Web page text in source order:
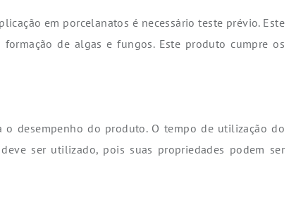
em porcelanatos é necessário teste prévio. Este
de algas e fungos. Este produto cumpre os
o desempenho do produto. O tempo de utilização do
ser utilizado, pois suas propriedades podem ser